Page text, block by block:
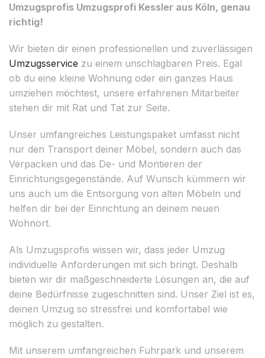
Umzugsprofis Umzugsprofi Kessler aus Köln, genau
richtig!
Wir bieten dir einen professionellen und zuverlässigen
Umzugsservice zu einem unschlagbaren Preis. Egal
ob du eine kleine Wohnung oder ein ganzes Haus
umziehen möchtest, unsere erfahrenen Mitarbeiter
stehen dir mit Rat und Tat zur Seite.
Unser umfangreiches Leistungspaket umfasst nicht
nur den Transport deiner Möbel, sondern auch das
Verpacken und das De- und Montieren der
Einrichtungsgegenstände. Auf Wunsch kümmern wir
uns auch um die Entsorgung von alten Möbeln und
helfen dir bei der Einrichtung an deinem neuen
Wohnort.
Als Umzugsprofis wissen wir, dass jeder Umzug
individuelle Anforderungen mit sich bringt. Deshalb
bieten wir dir maßgeschneiderte Lösungen an, die auf
deine Bedürfnisse zugeschnitten sind. Unser Ziel ist es,
deinen Umzug so stressfrei und komfortabel wie
möglich zu gestalten.
Mit unserem umfangreichen Fuhrpark und unserem